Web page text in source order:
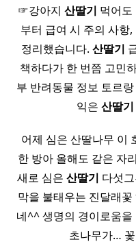
☞강아지 산딸기 먹어도
부터 급여 시 주의 사항
정리했습니다. 산딸기
책하다가 한 번쯤 고민
부 반려동물 정보 토르
익은 산딸기
어제 심은 산딸나무 이
한 방아 올해도 같은 자
새로 심은 산딸기 다섯
막을 불태우는 진달래
네^^ 생명의 경이로움
초나무가…